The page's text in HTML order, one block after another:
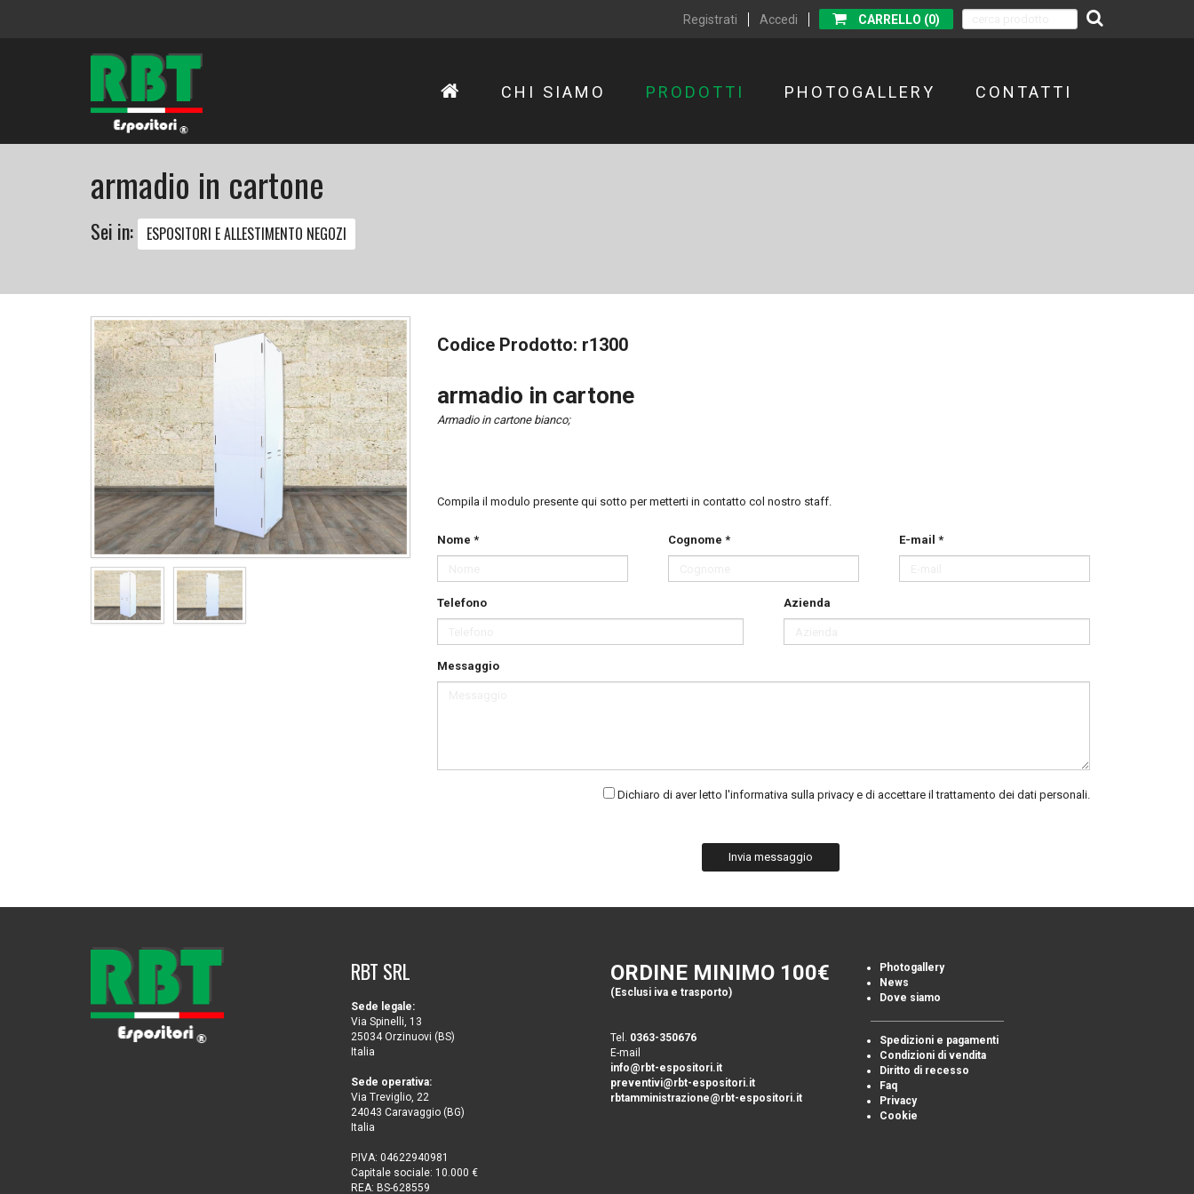
Registrati Accedi CARRELLO (0)
CHI SIAMO PRODOTTI PHOTOGALLERY CONTATTI
armadio in cartone
Sei in: ESPOSITORI E ALLESTIMENTO NEGOZI
Codice Prodotto: r1300
armadio in cartone
Armadio in cartone bianco;
Compila il modulo presente qui sotto per metterti in contatto col nostro staff.
Nome * Cognome * E-mail *
Telefono Azienda
Messaggio
Dichiaro di aver letto l'informativa sulla privacy e di accettare il trattamento dei dati personali.
Invia messaggio
RBT SRL
Sede legale:
Via Spinelli, 13
25034 Orzinuovi (BS)
Italia
Sede operativa:
Via Treviglio, 22
24043 Caravaggio (BG)
Italia
P.IVA: 04622940981
Capitale sociale: 10.000 €
REA: BS-628559
ORDINE MINIMO 100€
(Esclusi iva e trasporto)
Tel. 0363-350676
E-mail
info@rbt-espositori.it
preventivi@rbt-espositori.it
rbtamministrazione@rbt-espositori.it
Photogallery
News
Dove siamo
Spedizioni e pagamenti
Condizioni di vendita
Diritto di recesso
Faq
Privacy
Cookie